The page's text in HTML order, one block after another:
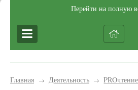
Перейти на полную
Главная → Деятельность → PROчтение